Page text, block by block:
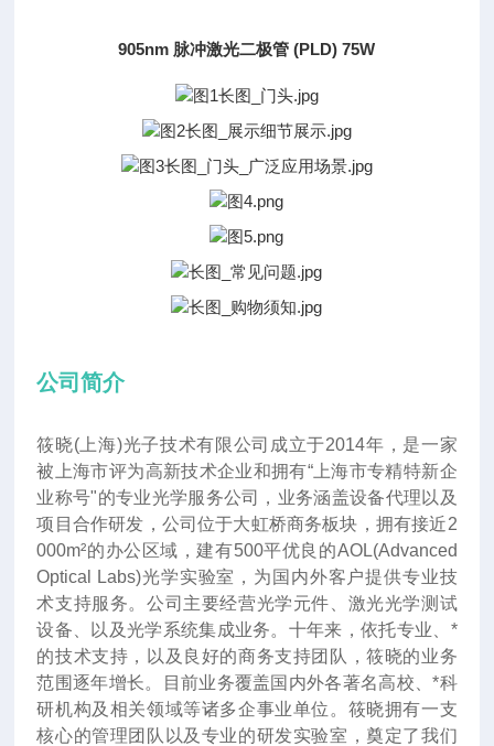
905nm 脉冲激光二极管 (PLD) 75W
公司简介
筱晓(上海)光子技术有限公司成立于2014年 ， 是一家
被上海市评为高新技术企业和拥有“上海市专精特新企
业称号"的专业光学服务公司，业务涵盖设备代理以及
项目合作研发，公司位于大虹桥商务板块，拥有接近2
000m²的办公区域，建有500平优良的AOL(Advanced
Optical Labs)光学实验室，为国内外客户提供专业技
术支持服务。公司主要经营光学元件、激光光学测试
设备、以及光学系统集成业务。十年来 ，依托专业、*
的技术支持，以及良好的商务支持团队，筱晓的业务
范围逐年增长。目前业务覆盖国内外各著名高校、*科
研机构及相关领域等诸多企事业单位。筱晓拥有一支
核心的管理团队以及专业的研发实验室，奠定了我们